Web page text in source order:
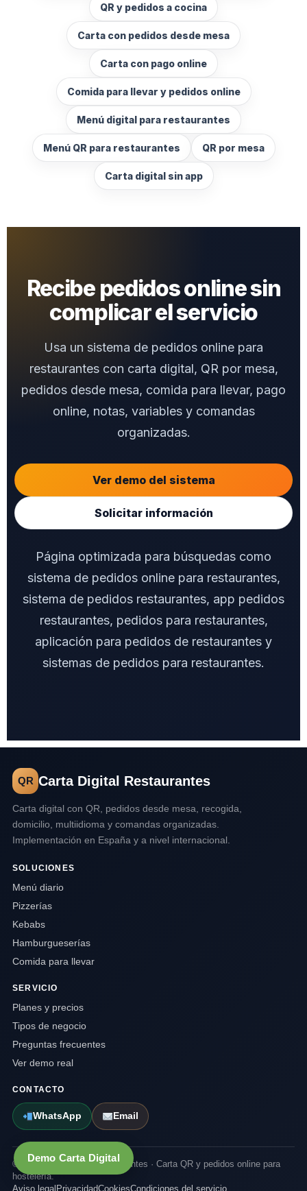
QR y pedidos a cocina
Carta con pedidos desde mesa
Carta con pago online
Comida para llevar y pedidos online
Menú digital para restaurantes
Menú QR para restaurantes QR por mesa
Carta digital sin app
Recibe pedidos online sin
complicar el servicio
Usa un sistema de pedidos online para
restaurantes con carta digital, QR por mesa,
pedidos desde mesa, comida para llevar, pago
online, notas, variables y comandas
organizadas.
Ver demo del sistema
Solicitar información
Página optimizada para búsquedas como
sistema de pedidos online para restaurantes,
sistema de pedidos restaurantes, app pedidos
restaurantes, pedidos para restaurantes,
aplicación para pedidos de restaurantes y
sistemas de pedidos para restaurantes.
QR Carta Digital Restaurantes
Carta digital con QR, pedidos desde mesa, recogida,
domicilio, multiidioma y comandas organizadas.
Implementación en España y a nivel internacional.
SOLUCIONES
Menú diario
Pizzerías
Kebabs
Hamburgueserías
Comida para llevar
SERVICIO
Planes y precios
Tipos de negocio
Preguntas frecuentes
Ver demo real
CONTACTO
WhatsApp Email
© 2026 Carta Digital Restaurantes · Carta QR y pedidos online para
hostelería.
Aviso legal PrivacidadCookiesCondiciones del servicio
Demo Carta Digital